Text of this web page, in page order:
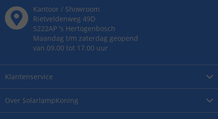
Over SolarlampKoning
Klantenservice
Kantoor / Showroom
Rietveldenweg 49D
5222AP 's Hertogenbosch
Maandag t/m zaterdag geopend
van 09.00 tot 17.00 uur